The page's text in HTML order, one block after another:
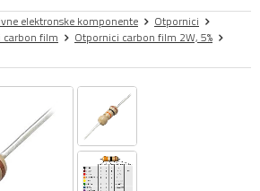
elektronske komponente
Otpornici
carbon film
Otpornici carbon film 2W, 5%